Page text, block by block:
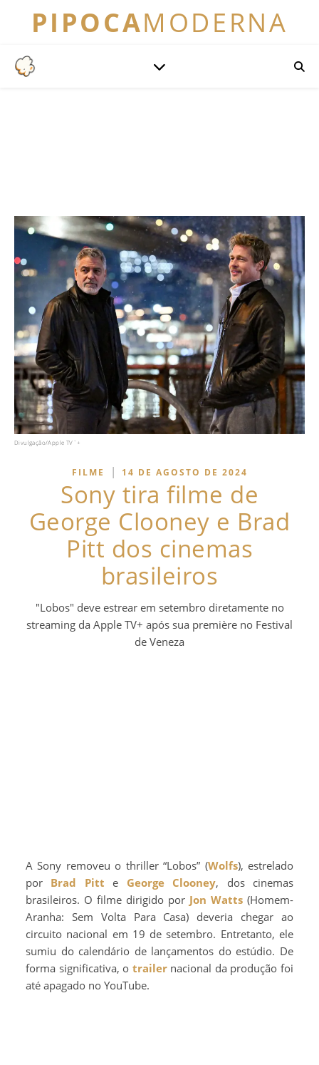
PIPOCAMODERNA
Divulgação/Apple TV`+
FILME | 14 DE AGOSTO DE 2024
Sony tira filme de
George Clooney e Brad
Pitt dos cinemas
brasileiros
"Lobos" deve estrear em setembro diretamente no
streaming da Apple TV+ após sua première no Festival
de Veneza
A Sony removeu o thriller “Lobos” (Wolfs), estrelado
por Brad Pitt e George Clooney, dos cinemas
brasileiros. O filme dirigido por Jon Watts (Homem-
Aranha: Sem Volta Para Casa) deveria chegar ao
circuito nacional em 19 de setembro. Entretanto, ele
sumiu do calendário de lançamentos do estúdio. De
forma significativa, o trailernacional da produção foi
até apagado no YouTube.